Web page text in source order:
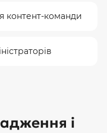
контент-команди
і